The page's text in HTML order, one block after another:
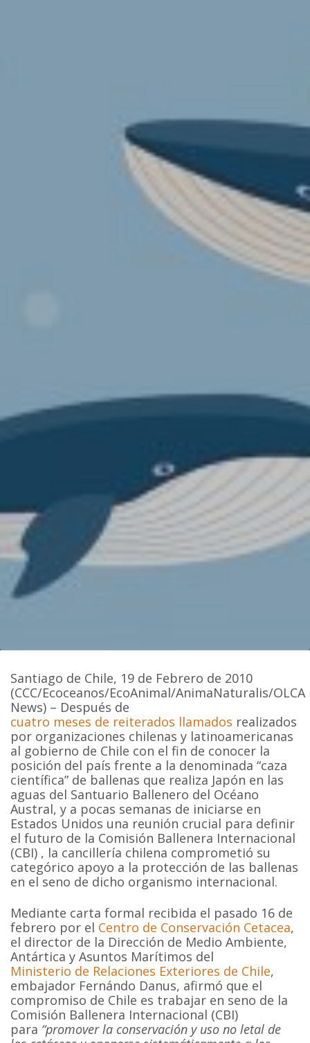
Santiago de Chile, 19 de Febrero de 2010
(CCC/Ecoceanos/EcoAnimal/AnimaNaturalis/OLCA
News) – Después de
cuatro meses de reiterados llamados realizados
por organizaciones chilenas y latinoamericanas
al gobierno de Chile con el fin de conocer la
posición del país frente a la denominada “caza
científica” de ballenas que realiza Japón en las
aguas del Santuario Ballenero del Océano
Austral, y a pocas semanas de iniciarse en
Estados Unidos una reunión crucial para definir
el futuro de la Comisión Ballenera Internacional
(CBI) , la cancillería chilena comprometió su
categórico apoyo a la protección de las ballenas
en el seno de dicho organismo internacional.
Mediante carta formal recibida el pasado 16 de
febrero por el Centro de Conservación Cetacea,
el director de la Dirección de Medio Ambiente,
Antártica y Asuntos Marítimos del
Ministerio de Relaciones Exteriores de Chile,
embajador Fernándo Danus, afirmó que el
compromiso de Chile es trabajar en seno de la
Comisión Ballenera Internacional (CBI)
para “promover la conservación y uso no letal de